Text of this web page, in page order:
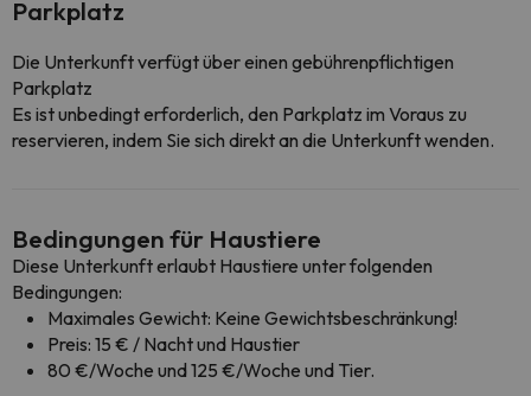
Parkplatz
Die Unterkunft verfügt über einen gebührenpflichtigen
Parkplatz
Es ist unbedingt erforderlich, den Parkplatz im Voraus zu
reservieren, indem Sie sich direkt an die Unterkunft wenden.
Bedingungen für Haustiere
Diese Unterkunft erlaubt Haustiere unter folgenden
Bedingungen:
Maximales Gewicht: Keine Gewichtsbeschränkung!
Preis: 15 € / Nacht und Haustier
80 €/Woche und 125 €/Woche und Tier.